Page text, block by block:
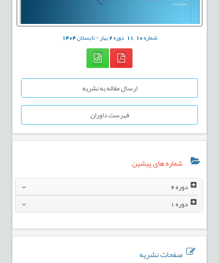
شماره10
,
11 دوره2بهار - تابستان1404
ارسال مقاله به نشریه
فهرست داوران
شماره های پیشین
دوره2
دوره1
صفحات نشریه